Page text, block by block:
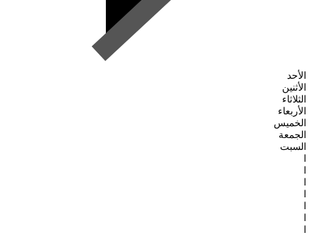
الأحد
الأثنين
الثلاثاء
الأربعاء
الخميس
الجمعة
السبت